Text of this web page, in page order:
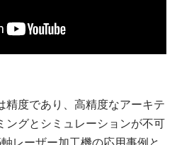
精度であり、高精度なアーキテ
ングとシミュレーションが不可
レーザー加工機の応用事例と